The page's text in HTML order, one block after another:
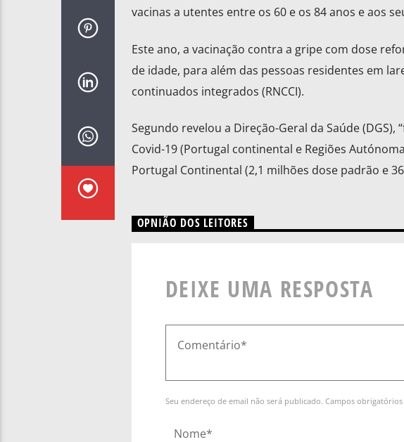
vacinas a utentes entre os 60 e os 84 anos e aos
Este ano, a vacinação contra a gripe com dose
de idade, para além das pessoas residentes em
continuados integrados (RNCCI).
Segundo revelou a Direção-Geral da Saúde
Covid-19 (Portugal continental e Regiões
Portugal Continental (2,1 milhões dose padrão e
OPNIÃO DOS LEITORES
DEIXE UMA RESPOSTA
Seu endereço de email não será publicado. Campos